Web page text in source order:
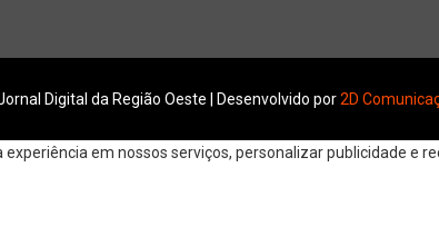
Digital da Região Oeste | Desenvolvido por2D
em nossos serviços, personalizar publicidade e